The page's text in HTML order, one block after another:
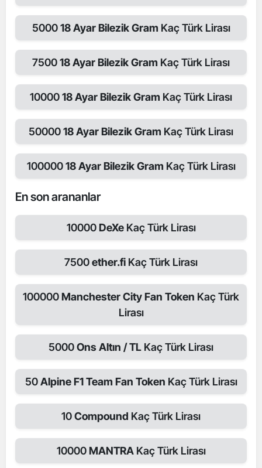
500018 Ayar Bilezik Gram Kaç Türk Lirası
750018 Ayar Bilezik Gram Kaç Türk Lirası
1000018 Ayar Bilezik Gram Kaç Türk Lirası
5000018 Ayar Bilezik Gram Kaç Türk Lirası
10000018 Ayar Bilezik Gram Kaç Türk Lirası
En son arananlar
10000DeXe Kaç Türk Lirası
7500ether.fi Kaç Türk Lirası
100000Manchester City Fan Token Kaç Türk
Lirası
5000Ons Altın / TL Kaç Türk Lirası
50Alpine F1 Team Fan Token Kaç Türk Lirası
10Compound Kaç Türk Lirası
10000MANTRA Kaç Türk Lirası